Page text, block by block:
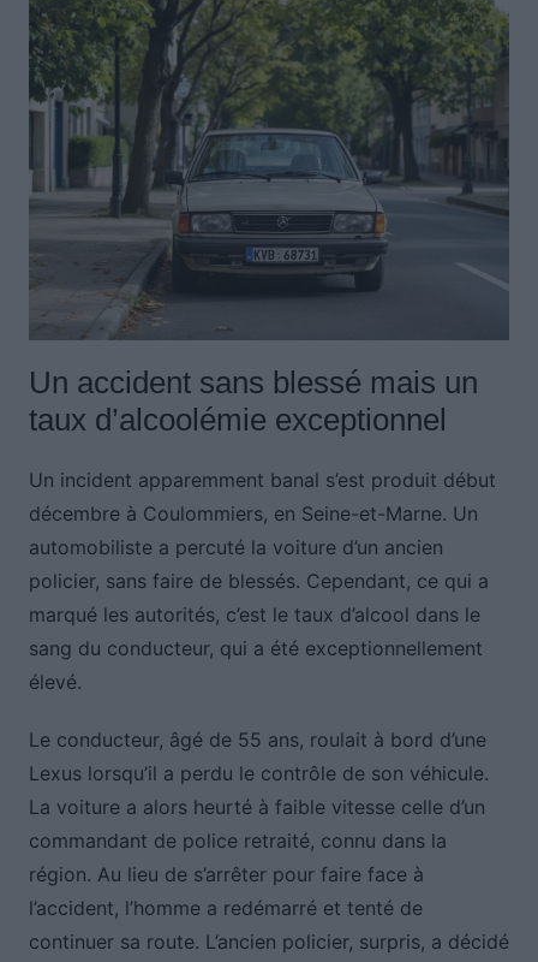
Un accident sans blessé mais un
taux d’alcoolémie exceptionnel
Un incident apparemment banal s’est produit début
décembre à Coulommiers, en Seine-et-Marne. Un
automobiliste a percuté la voiture d’un ancien
policier, sans faire de blessés. Cependant, ce qui a
marqué les autorités, c’est le taux d’alcool dans le
sang du conducteur, qui a été exceptionnellement
élevé.
Le conducteur, âgé de 55 ans, roulait à bord d’une
Lexus lorsqu’il a perdu le contrôle de son véhicule.
La voiture a alors heurté à faible vitesse celle d’un
commandant de police retraité, connu dans la
région. Au lieu de s’arrêter pour faire face à
l’accident, l’homme a redémarré et tenté de
continuer sa route. L’ancien policier, surpris, a décidé